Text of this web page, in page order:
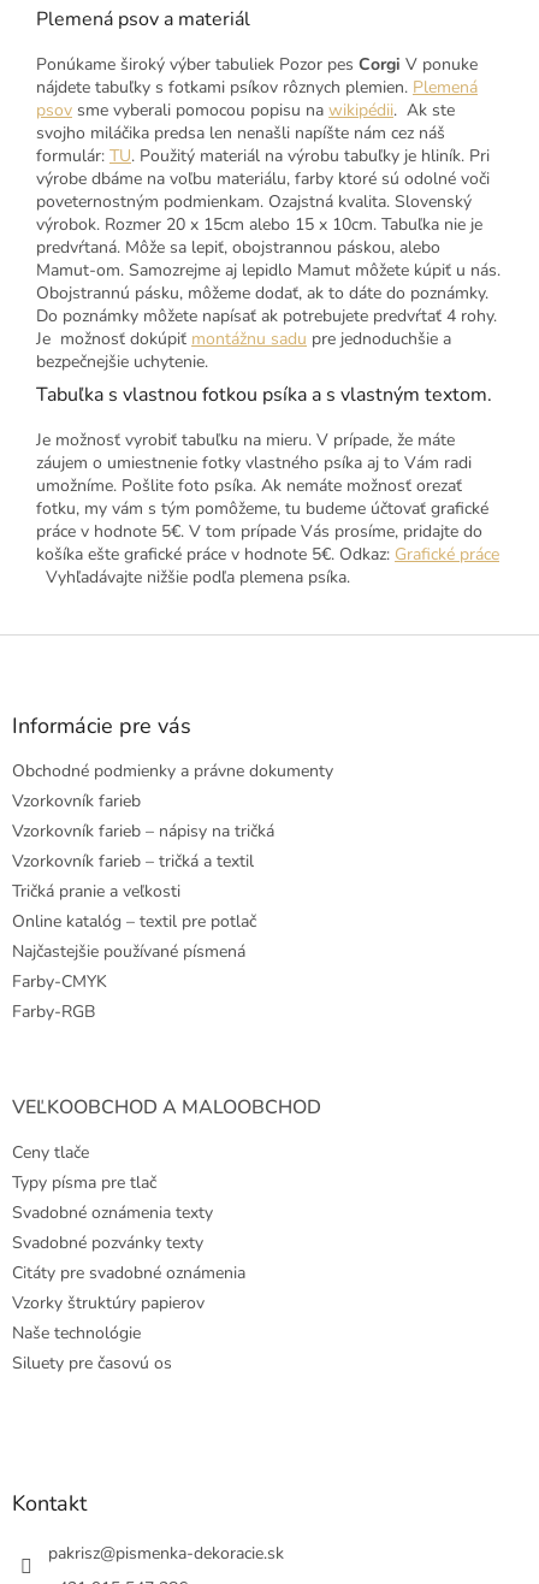
Plemená psov a materiál
Ponúkame široký výber tabuliek Pozor pes Corgi V ponuke
nájdete tabuľky s fotkami psíkov rôznych plemien. Plemená
psov sme vyberali pomocou popisu na wikipédii. Ak ste
svojho miláčika predsa len nenašli napíšte nám cez náš
formulár: TU. Použitý materiál na výrobu tabuľky je hliník. Pri
výrobe dbáme na voľbu materiálu, farby ktoré sú odolné voči
poveternostným podmienkam. Ozajstná kvalita. Slovenský
výrobok. Rozmer 20 x 15cm alebo 15 x 10cm. Tabuľka nie je
predvŕtaná. Môže sa lepiť, obojstrannou páskou, alebo
Mamut-om. Samozrejme aj lepidlo Mamut môžete kúpiť u nás.
Obojstrannú pásku, môžeme dodať, ak to dáte do poznámky.
Do poznámky môžete napísať ak potrebujete predvŕtať 4 rohy.
Je možnosť dokúpiť montážnu sadu pre jednoduchšie a
bezpečnejšie uchytenie.
Tabuľka s vlastnou fotkou psíka a s vlastným textom.
Je možnosť vyrobiť tabuľku na mieru. V prípade, že máte
záujem o umiestnenie fotky vlastného psíka aj to Vám radi
umožníme. Pošlite foto psíka. Ak nemáte možnosť orezať
fotku, my vám s tým pomôžeme, tu budeme účtovať grafické
práce v hodnote 5€. V tom prípade Vás prosíme, pridajte do
košíka ešte grafické práce v hodnote 5€. Odkaz: Grafické práce
Vyhľadávajte nižšie podľa plemena psíka.
Z
Informácie pre vás
Obchodné podmienky a právne dokumenty
Vzorkovník farieb
Vzorkovník farieb – nápisy na tričká
Vzorkovník farieb – tričká a textil
Tričká pranie a veľkosti
Online katalóg – textil pre potlač
Najčastejšie používané písmená
Farby-CMYK
Farby-RGB
VEĽKOOBCHOD A MALOOBCHOD
Ceny tlače
Typy písma pre tlač
Svadobné oznámenia texty
Svadobné pozvánky texty
Citáty pre svadobné oznámenia
Vzorky štruktúry papierov
Naše technológie
Siluety pre časovú os
Kontakt
pakrisz@pismenka-dekoracie.sk